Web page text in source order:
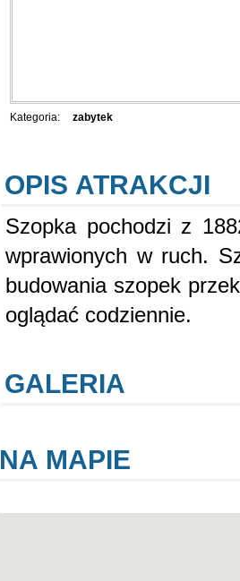
Kategoria: zabytek
OPIS ATRAKCJI
Szopka pochodzi z
wprawionych w ruch.
budowania szopek
oglądać codziennie.
GALERIA
NA MAPIE